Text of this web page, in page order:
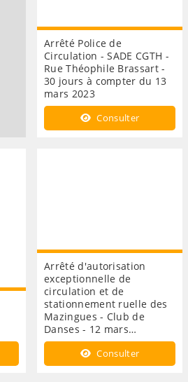
Arrêté Police de
Circulation - SADE CGTH -
Rue Théophile Brassart -
30 jours à compter du 13
mars 2023
Consulter
Arrêté d'autorisation
exceptionnelle de
circulation et de
stationnement ruelle des
Mazingues - Club de
Danses - 12 mars…
Consulter